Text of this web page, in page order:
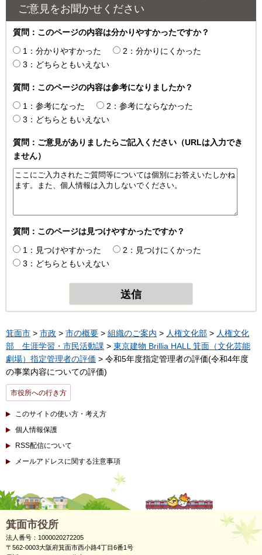
ご意見をお聞かせください
質問：このページの内容は分かりやすかったですか？
1：分かりやすかった
2：分かりにくかった
3：どちらともいえない
質問：このページの内容は参考になりましたか？
1：参考になった
2：参考にならなかった
3：どちらともいえない
質問：ご意見がありましたらご記入ください（URLは入力でき
ません）
質問：このページは見つけやすかったですか？
1：見つけやすかった
2：見つけにくかった
3：どちらともいえない
箕面市 > 市政 > 市の概要 > 組織のご案内 > 人権文化部 > 人権文化
部 生涯学習・市民活動課 > 東京建物 Brillia HALL 箕面（文化芸能
劇場）指定管理者の評価 > 令和5年度指定管理者の評価(令和4年度
の事業内容についての評価)
市役所への行き方
このサイトの使い方・考え方
個人情報保護
RSS配信について
メールアドレスに関する注意事項
箕面市役所
法人番号：1000020272205
〒562-0003大阪府箕面市西小路4丁目6番1号